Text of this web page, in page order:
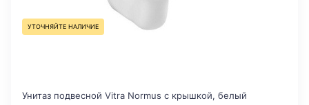
УТОЧНЯЙТЕ НАЛИЧИЕ
Унитаз подвесной Vitra Normus с крышкой, белый